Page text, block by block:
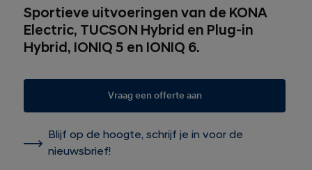
Sportieve uitvoeringen van de KONA
Electric, TUCSON Hybrid en Plug-in
Hybrid, IONIQ 5 en IONIQ 6.
Vraag een offerte aan
Blijf op de hoogte, schrijf je in voor de
nieuwsbrief!